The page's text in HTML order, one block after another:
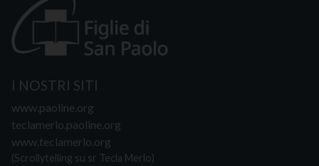
I NOSTRI SITI
www.paoline.org
teclamerlo.paoline.org
www.teclamerlo.org
(Scrollytelling su sr Tecla Merlo)